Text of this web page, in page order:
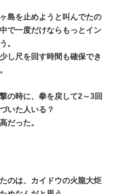
島を止めようと叫んでたの
で一度だけならもっとイン
。
し尺を回す時間も確保でき
の時に、拳を戻して2～3回
いた人いる？
だった。
のは、カイドウの火龍大炬